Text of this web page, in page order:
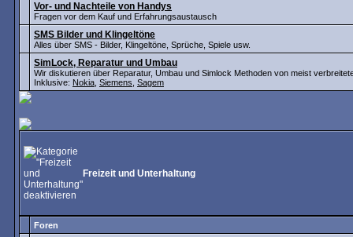
Vor- und Nachteile von Handys
Fragen vor dem Kauf und Erfahrungsaustausch
SMS Bilder und Klingeltöne
Alles über SMS - Bilder, Klingeltöne, Sprüche, Spiele usw.
SimLock, Reparatur und Umbau
Wir diskutieren über Reparatur, Umbau und Simlock Methoden von meist
Inklusive: Nokia Siemens Sagem
Freizeit und Unterhaltung
Foren